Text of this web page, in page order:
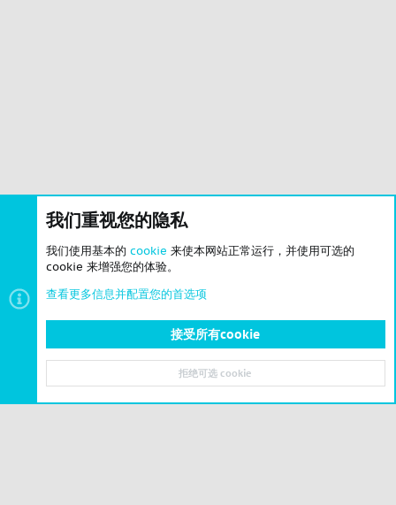
顶部 底部
我们重视您的隐私
我们使用基本的 cookie 来使本网站正常运行，并使用可选的
cookie 来增强您的体验。
查看更多信息并配置您的首选项
接受所有cookie
拒绝可选 cookie